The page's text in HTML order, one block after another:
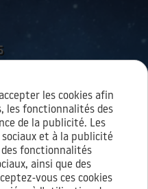
les cookies afin
les fonctionnalités des
de la publicité. Les
et à la publicité
fonctionnalités
ainsi que des
vous ces cookies